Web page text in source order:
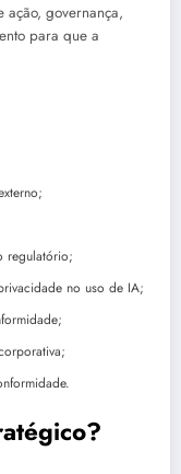
ação, governança,
para que a
regulatório;
no uso de IA;